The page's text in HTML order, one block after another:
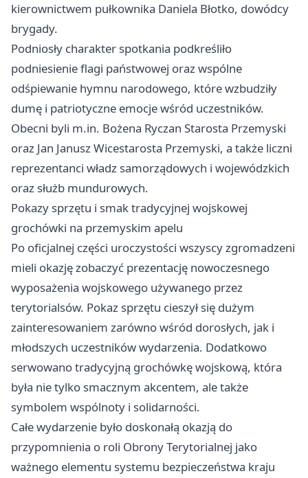
kierownictwem pułkownika Daniela Błotko, dowódcy
brygady.
Podniosły charakter spotkania podkreśliło
podniesienie flagi państwowej oraz wspólne
odśpiewanie hymnu narodowego, które wzbudziły
dumę i patriotyczne emocje wśród uczestników.
Obecni byli m.in. Bożena Ryczan Starosta Przemyski
oraz Jan Janusz Wicestarosta Przemyski, a także liczni
reprezentanci władz samorządowych i wojewódzkich
oraz służb mundurowych.
Pokazy sprzętu i smak tradycyjnej wojskowej
grochówki na przemyskim apelu
Po oficjalnej części uroczystości wszyscy zgromadzeni
mieli okazję zobaczyć prezentację nowoczesnego
wyposażenia wojskowego używanego przez
terytorialsów. Pokaz sprzętu cieszył się dużym
zainteresowaniem zarówno wśród dorosłych, jak i
młodszych uczestników wydarzenia. Dodatkowo
serwowano tradycyjną grochówkę wojskową, która
była nie tylko smacznym akcentem, ale także
symbolem wspólnoty i solidarności.
Całe wydarzenie było doskonałą okazją do
przypomnienia o roli Obrony Terytorialnej jako
ważnego elementu systemu bezpieczeństwa kraju